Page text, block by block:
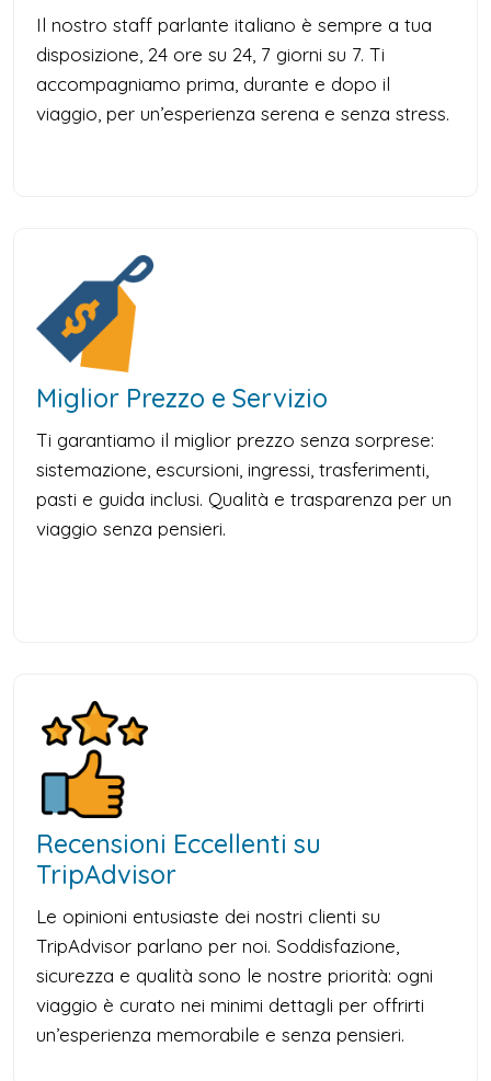
Il nostro staff parlante italiano è sempre a tua
disposizione, 24 ore su 24, 7 giorni su 7. Ti
accompagniamo prima, durante e dopo il
viaggio, per un’esperienza serena e senza stress.
Miglior Prezzo e Servizio
Ti garantiamo il miglior prezzo senza sorprese:
sistemazione, escursioni, ingressi, trasferimenti,
pasti e guida inclusi. Qualità e trasparenza per un
viaggio senza pensieri.
Recensioni Eccellenti su
TripAdvisor
Le opinioni entusiaste dei nostri clienti su
TripAdvisor parlano per noi. Soddisfazione,
sicurezza e qualità sono le nostre priorità: ogni
viaggio è curato nei minimi dettagli per offrirti
un’esperienza memorabile e senza pensieri.